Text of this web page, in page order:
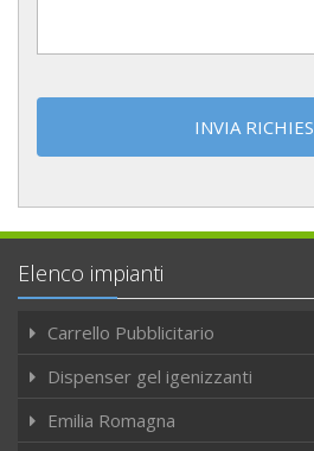
Elenco impianti
Carrello Pubblicitario
Dispenser gel igenizzanti
Emilia Romagna